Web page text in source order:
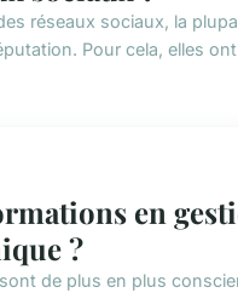
réseaux sociaux, la
Pour cela, elles
en
?
de plus en plus